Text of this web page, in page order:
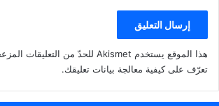
هذا الموقع يستخدم Akismet للحدّ من التعليقات المزعجة والغير مرغوبة.
تعرّف على كيفية معالجة بيانات تعليقك.